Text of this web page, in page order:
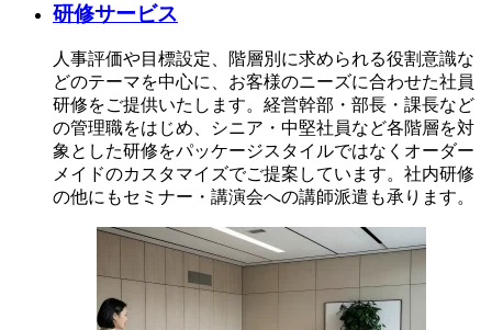
研修サービス
人事評価や目標設定、階層別に求められる役割意識な
どのテーマを中心に、お客様のニーズに合わせた社員
研修をご提供いたします。経営幹部・部長・課長など
の管理職をはじめ、シニア・中堅社員など各階層を対
象とした研修をパッケージスタイルではなくオーダー
メイドのカスタマイズでご提案しています。社内研修
の他にもセミナー・講演会への講師派遣も承ります。